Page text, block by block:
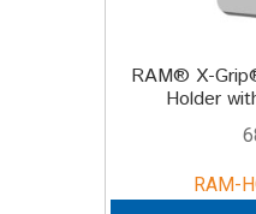
RAM® X-
Holder
RAM-